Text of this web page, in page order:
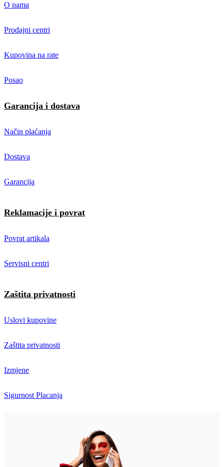
O nama
Prodajni centri
Kupovina na rate
Posao
Garancija i dostava
Način plaćanja
Dostava
Garancija
Reklamacije i povrat
Povrat artikala
Servisni centri
Zaštita privatnosti
Uslovi kupovine
Zaštita privatnosti
Izmjene
Sigurnost Placanja